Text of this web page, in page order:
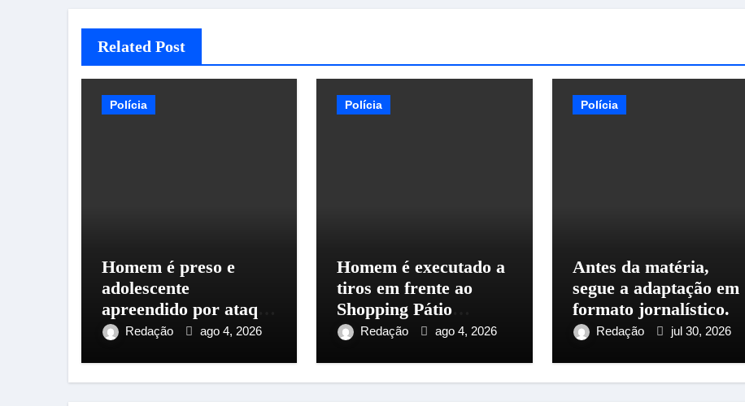
Related Post
Polícia
Homem é preso e
adolescente
apreendido por ataque
a ônibus na zona Leste
Redação ago 4, 2026
Polícia
Homem é executado a
tiros em frente ao
Shopping Pátio
Manaus, na zona
Redação ago 4, 2026
Polícia
Antes da matéria,
segue a adaptação em
formato jornalístico.
Redação jul 30, 2026